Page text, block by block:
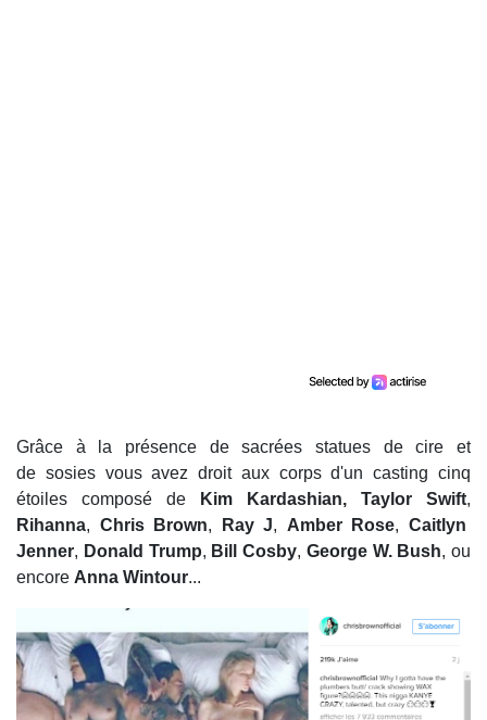
Grâce à la présence de sacrées statues de cire et
de sosies vous avez droit aux corps d'un casting cinq
étoiles composé de
Kim Kardashian, Taylor Swift,
Rihanna, Chris Brown, Ray J, Amber Rose, Caitlyn
Jenner, Donald Trump, Bill Cosby, George W. Bush, ou
encore Anna Wintour...